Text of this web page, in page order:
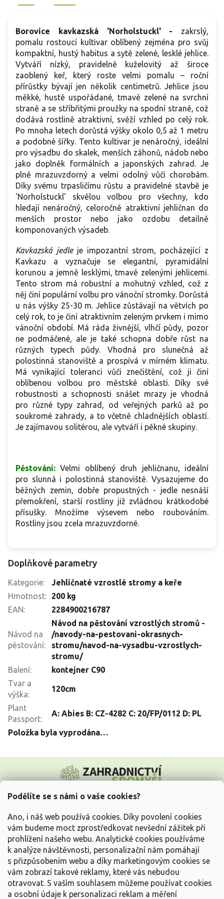
Podělíte se s námi o vaše cookies?
Ano, i náš web používá cookies. Díky povolení cookies
vám budeme moct zprostředkovat nevšední zážitek při
prohlížení našeho webu. Analytické cookies používáme
k analýze návštěvnosti, personalizační nám pomáhají
s přizpůsobením webu a díky marketingovým cookies se
vám zobrazí takové reklamy, které vás nebudou
otravovat. S vaším souhlasem můžeme používat cookies
a osobní údaje k personalizaci reklam a měření
jehličnany či listnáči.
Borovice kavkazská 'Norholstuckl' - zakrslý,
pomalu rostoucí kultivar oblíbený zejména pro svůj
kompaktní, hustý habitus a sytě zelené, lesklé jehlice.
Vytváří nízký, pravidelně kuželovitý až široce
zaoblený keř, který roste velmi pomalu – roční
přírůstky bývají jen několik centimetrů. Jehlice jsou
měkké, hustě uspořádané, tmavě zelené na svrchní
straně a se stříbřitými proužky na spodní straně, což
dodává rostlině atraktivní, svěží vzhled po celý rok.
Po mnoha letech dorůstá výšky okolo 0,5 až 1 metru
a podobné šířky. Tento kultivar je nenáročný, ideální
pro výsadbu do skalek, menších záhonů, nádob nebo
jako doplněk formálních a japonských zahrad. Je
plně mrazuvzdorný a velmi odolný vůči chorobám.
Díky svému trpasličímu růstu a pravidelné stavbě je
'Norholstuckl' skvělou volbou pro všechny, kdo
hledají nenáročný, celoročně atraktivní jehličnan do
menších prostor nebo jako ozdobu detailně
komponovaných výsadeb.
Kavkazská jedleje impozantní strom, pocházející z
Kavkazu a vyznačuje se elegantní, pyramidální
korunou a jemně lesklými, tmavě zelenými jehlicemi.
Tento strom má robustní a mohutný vzhled, což z
něj činí populární volbu pro vánoční stromky. Dorůstá
u nás výšky 25-30 m. Jehlice zůstávají na větvích po
celý rok, to je činí atraktivním zeleným prvkem i mimo
vánoční období. Má ráda živnější, vlhčí půdy, pozor
ne podmáčené, ale je také schopna dobře růst na
různých typech půdy. Vhodná pro slunečná až
polostinná stanoviště a prospívá v mírném klimatu.
Má vynikající toleranci vůči znečištění, což ji činí
oblíbenou volbou pro městské oblasti. Díky své
robustnosti a schopnosti snášet mrazy je vhodná
pro různé typy zahrad, od veřejných parků až po
soukromé zahrady, a to včetně chladnějších oblastí.
Je zajímavou solitérou, ale vytváří i pěkné skupiny.
Pěstování: Velmi oblíbený druh jehličnanu, ideální
pro slunná i polostinná stanoviště. Vysazujeme do
běžných zemin, dobře propustných - jedle nesnáší
přemokření, starší rostliny již zvládnou krátkodobé
přísušky. Množíme výsevem nebo roubováním.
Rostliny jsou zcela mrazuvzdorné.
Doplňkové parametry
Kategorie:
Jehličnaté vzrostlé stromy a keře
Hmotnost:
200 kg
EAN: 2284900216787
Návod na
pěstování:
Návod na pěstování vzrostlých stromů -
/navody-na-pestovani-okrasnych-
stromu/navod-na-vysadbu-vzrostlych-
stromu/
Balení:
kontejner C90
Tvar a
výška:
120cm
Plant
Passport:
A: Abies B: CZ-4282 C: 20/FP/0112 D: PL
Položka byla vyprodána…
p
Vše o nákupu
Informace pro Vás
Kontakujte nás